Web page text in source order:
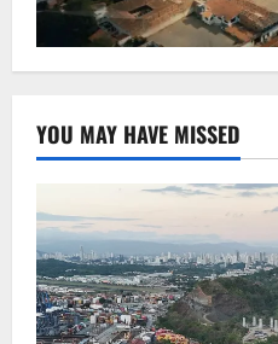
YOU MAY HAVE MISSED